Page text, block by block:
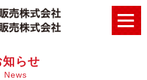
知らせ
News